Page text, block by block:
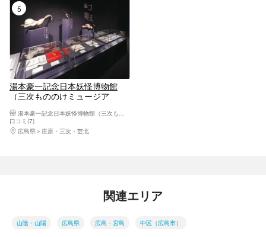
5位
湯本豪一記念日本妖怪博物館
（三次もののけミュージア
湯本豪一記念日本妖怪博物館（三次もののけミュージアム）
口コミ(7)
広島県
庄原・三次・芸北
関連エリア
山陰・山陽 広島県 広島・宮島 中区（広島市）